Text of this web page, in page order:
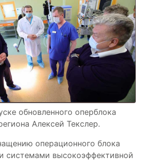
обновленного оперблока
Алексей Текслер.
операционного блока
системами высокоэффективной